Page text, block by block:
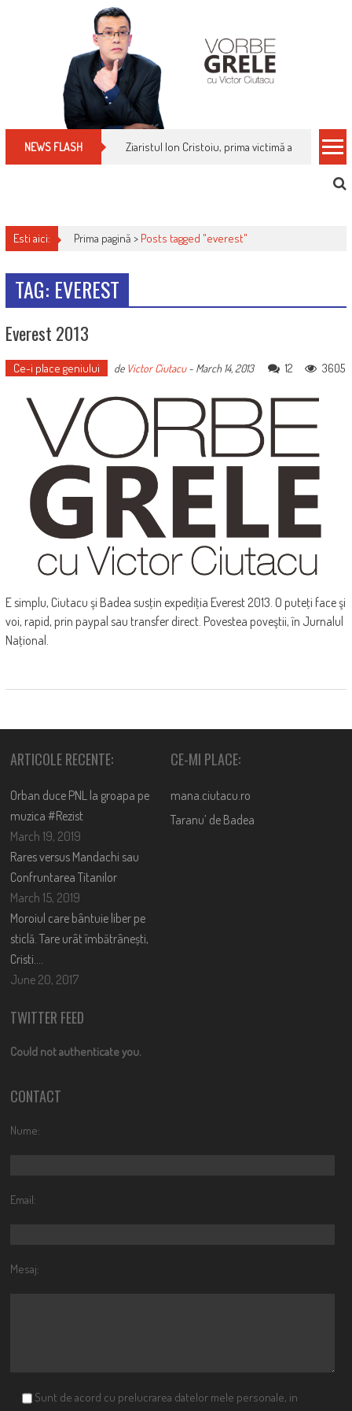
NEWS FLASH Ziaristul Ion Cristoiu, prima victimă a noi
Esti aici: Prima pagină > Posts tagged "everest"
TAG: EVEREST
Everest 2013
Ce-i place geniului de Victor Ciutacu- March 14, 2013 12 3605
E simplu, Ciutacu şi Badea susţin expediţia Everest 2013. O puteţi face şi
voi, rapid, prin paypal sau transfer direct. Povestea poveştii, în Jurnalul
Naţional.
ARTICOLE RECENTE:
Orban duce PNL la groapa pe
muzica #Rezist
March 19, 2019
Rares versus Mandachi sau
Confruntarea Titanilor
March 15, 2019
Moroiul care bântuie liber pe
sticlă. Tare urât îmbătrânești,
Cristi….
June 20, 2017
CE-MI PLACE:
mana.ciutacu.ro
Taranu’ de Badea
TWITTER FEED
Could not authenticate you.
CONTACT
Nume:
Email:
Mesaj:
Sunt de acord cu prelucrarea datelor mele personale, in